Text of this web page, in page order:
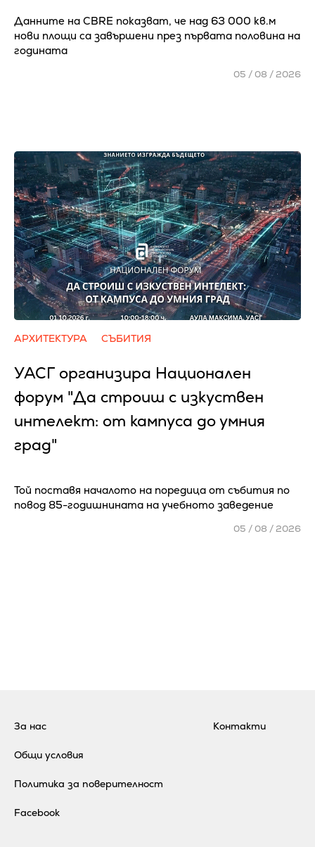
Данните на CBRE показват, че над 63 000 кв.м
нови площи са завършени през първата половина на
годината
05 / 08 / 2026
АРХИТЕКТУРА СЪБИТИЯ
УАСГ организира Национален
форум "Да строиш с изкуствен
интелект: от кампуса до умния
град"
Той поставя началото на поредица от събития по
повод 85-годишнината на учебното заведение
05 / 08 / 2026
За нас
Общи условия
Политика за поверителност
Контакти
Facebook